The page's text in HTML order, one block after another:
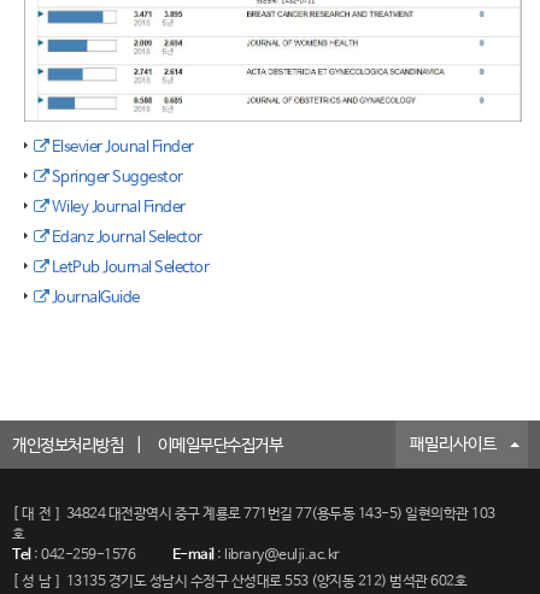
Elsevier Jounal Finder
Springer Suggestor
Wiley Journal Finder
Edanz Journal Selector
LetPub Journal Selector
JournalGuide
개인정보처리방침 이메일무단수집거부 패밀리사이트
[대전]
34824 대전광역시 중구 계룡로 771번길 77(용두동 143-5) 일현의학관 103
호
Tel: 042-259-1576 E-mail: library@eulji.ac.kr
[성남]
13135 경기도 성남시 수정구 산성대로 553 (양지동 212) 범석관 602호